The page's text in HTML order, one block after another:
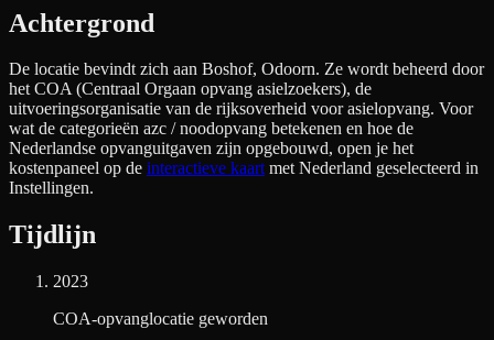
Achtergrond
De locatie bevindt zich aan Boshof, Odoorn. Ze wordt beheerd door
het COA (Centraal Orgaan opvang asielzoekers), de
uitvoeringsorganisatie van de rijksoverheid voor asielopvang. Voor
wat de categorieën azc / noodopvang betekenen en hoe de
Nederlandse opvanguitgaven zijn opgebouwd, open je het
kostenpaneel op de interactieve kaart met Nederland geselecteerd in
Instellingen.
Tijdlijn
2023
COA-opvanglocatie geworden